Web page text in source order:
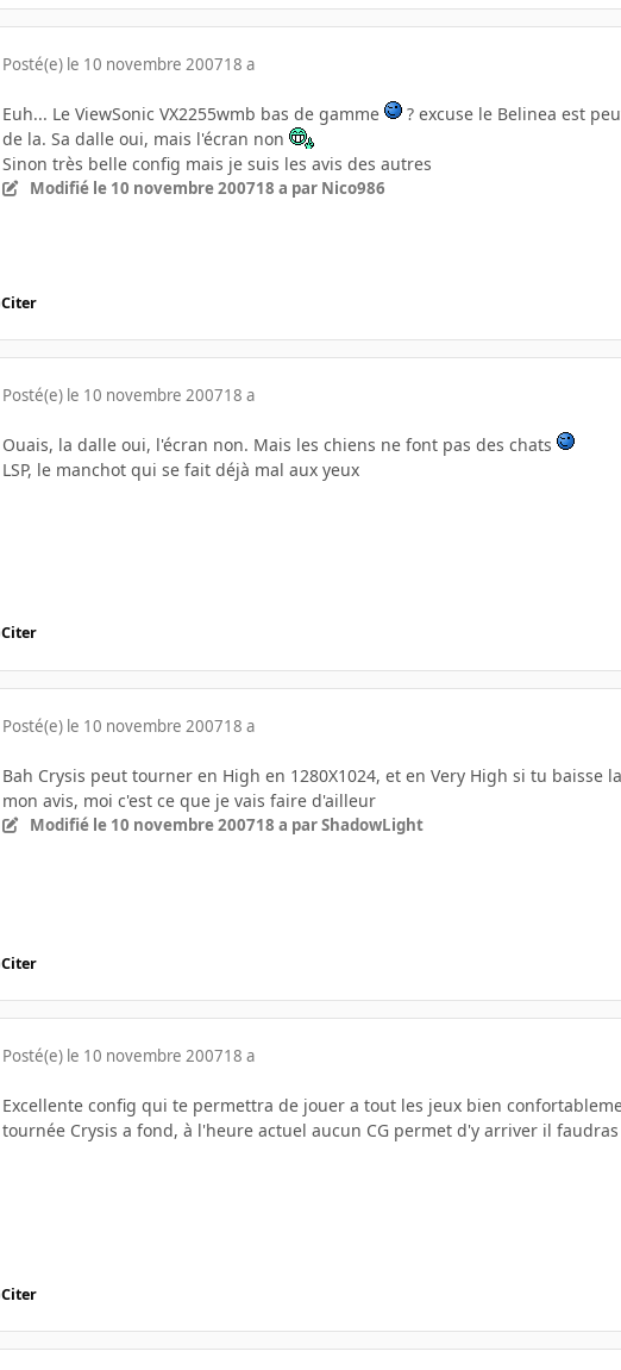
Posté(e) le 10 novembre 200718 a
Euh... Le ViewSonic VX2255wmb bas de gamme
? excuse le Belinea est
de la. Sa dalle oui, mais l'écran non
Sinon très belle config mais je suis les avis des autres
Modifié le 10 novembre 200718 a par Nico986
Citer
Posté(e) le 10 novembre 200718 a
Ouais, la dalle oui, l'écran non. Mais les chiens ne font pas des chats
LSP, le manchot qui se fait déjà mal aux yeux
Citer
Posté(e) le 10 novembre 200718 a
Bah Crysis peut tourner en High en 1280X1024, et en Very High si tu
mon avis, moi c'est ce que je vais faire d'ailleur
Modifié le 10 novembre 200718 a par ShadowLight
Citer
Posté(e) le 10 novembre 200718 a
Excellente config qui te permettra de jouer a tout les jeux bien
tournée Crysis a fond, à l'heure actuel aucun CG permet d'y arriver il
Citer